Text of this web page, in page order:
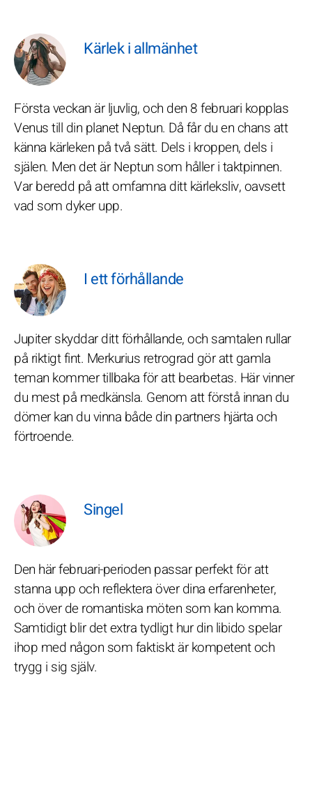
Kärlek i allmänhet
Första veckan är ljuvlig, och den 8 februari kopplas
Venus till din planet Neptun. Då får du en chans att
känna kärleken på två sätt. Dels i kroppen, dels i
själen. Men det är Neptun som håller i taktpinnen.
Var beredd på att omfamna ditt kärleksliv, oavsett
vad som dyker upp.
I ett förhållande
Jupiter skyddar ditt förhållande, och samtalen rullar
på riktigt fint. Merkurius retrograd gör att gamla
teman kommer tillbaka för att bearbetas. Här vinner
du mest på medkänsla. Genom att förstå innan du
dömer kan du vinna både din partners hjärta och
förtroende.
Singel
Den här februari-perioden passar perfekt för att
stanna upp och reflektera över dina erfarenheter,
och över de romantiska möten som kan komma.
Samtidigt blir det extra tydligt hur din libido spelar
ihop med någon som faktiskt är kompetent och
trygg i sig själv.